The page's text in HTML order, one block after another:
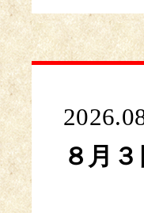
８月３